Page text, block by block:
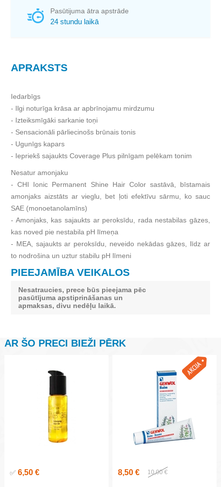
Pasūtijuma ātra apstrāde
24 stundu laikā
APRAKSTS
Iedarbīgs
- Ilgi noturīga krāsa ar apbrīnojamu mirdzumu
- Izteiksmīgāki sarkanie toņi
- Sensacionāli pārliecinošs brūnais tonis
- Ugunīgs kapars
- Iepriekš sajaukts Coverage Plus pilnīgam pelēkam tonim
Nesatur amonjaku
- CHI Ionic Permanent Shine Hair Color sastāvā, bīstamais
amonjaks aizstāts ar vieglu, bet ļoti efektīvu sārmu, ko sauc
SAE (monoetanolamīns)
- Amonjaks, kas sajaukts ar peroksīdu, rada nestabilas gāzes,
kas noved pie nestabila pH līmeņa
- MEA, sajaukts ar peroksīdu, neveido nekādas gāzes, līdz ar
to nodrošina un uztur stabilu pH līmeni
PIEEJAMĪBA VEIKALOS
Nesatraucies, prece būs pieejama pēc
pasūtījuma apstiprināšanas un
apmaksas, divu nedēļu laikā.
AR ŠO PRECI BIEŽI PĒRK
✅ 6,50 € 8,50 € 10,00 €